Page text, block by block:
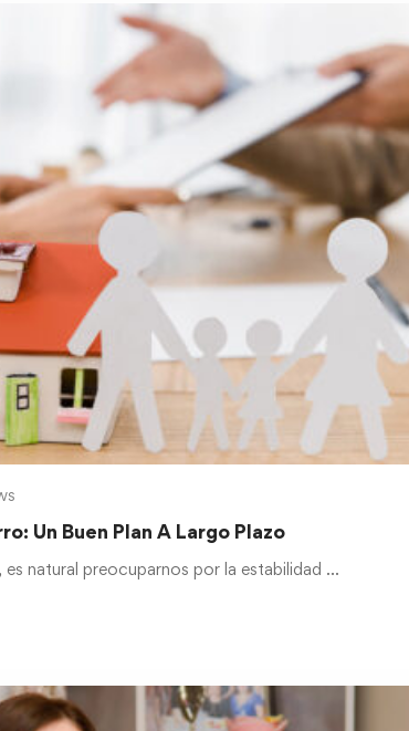
Un Buen Plan A Largo Plazo
natural preocuparnos por la estabilidad …